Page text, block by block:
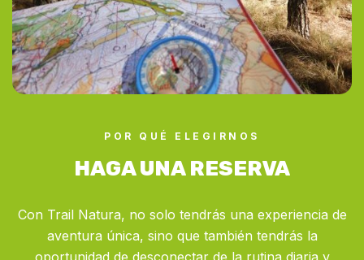
POR QUÉ ELEGIRNOS
HAGA UNA RESERVA
Con Trail Natura, no solo tendrás una experiencia de
aventura única, sino que también tendrás la